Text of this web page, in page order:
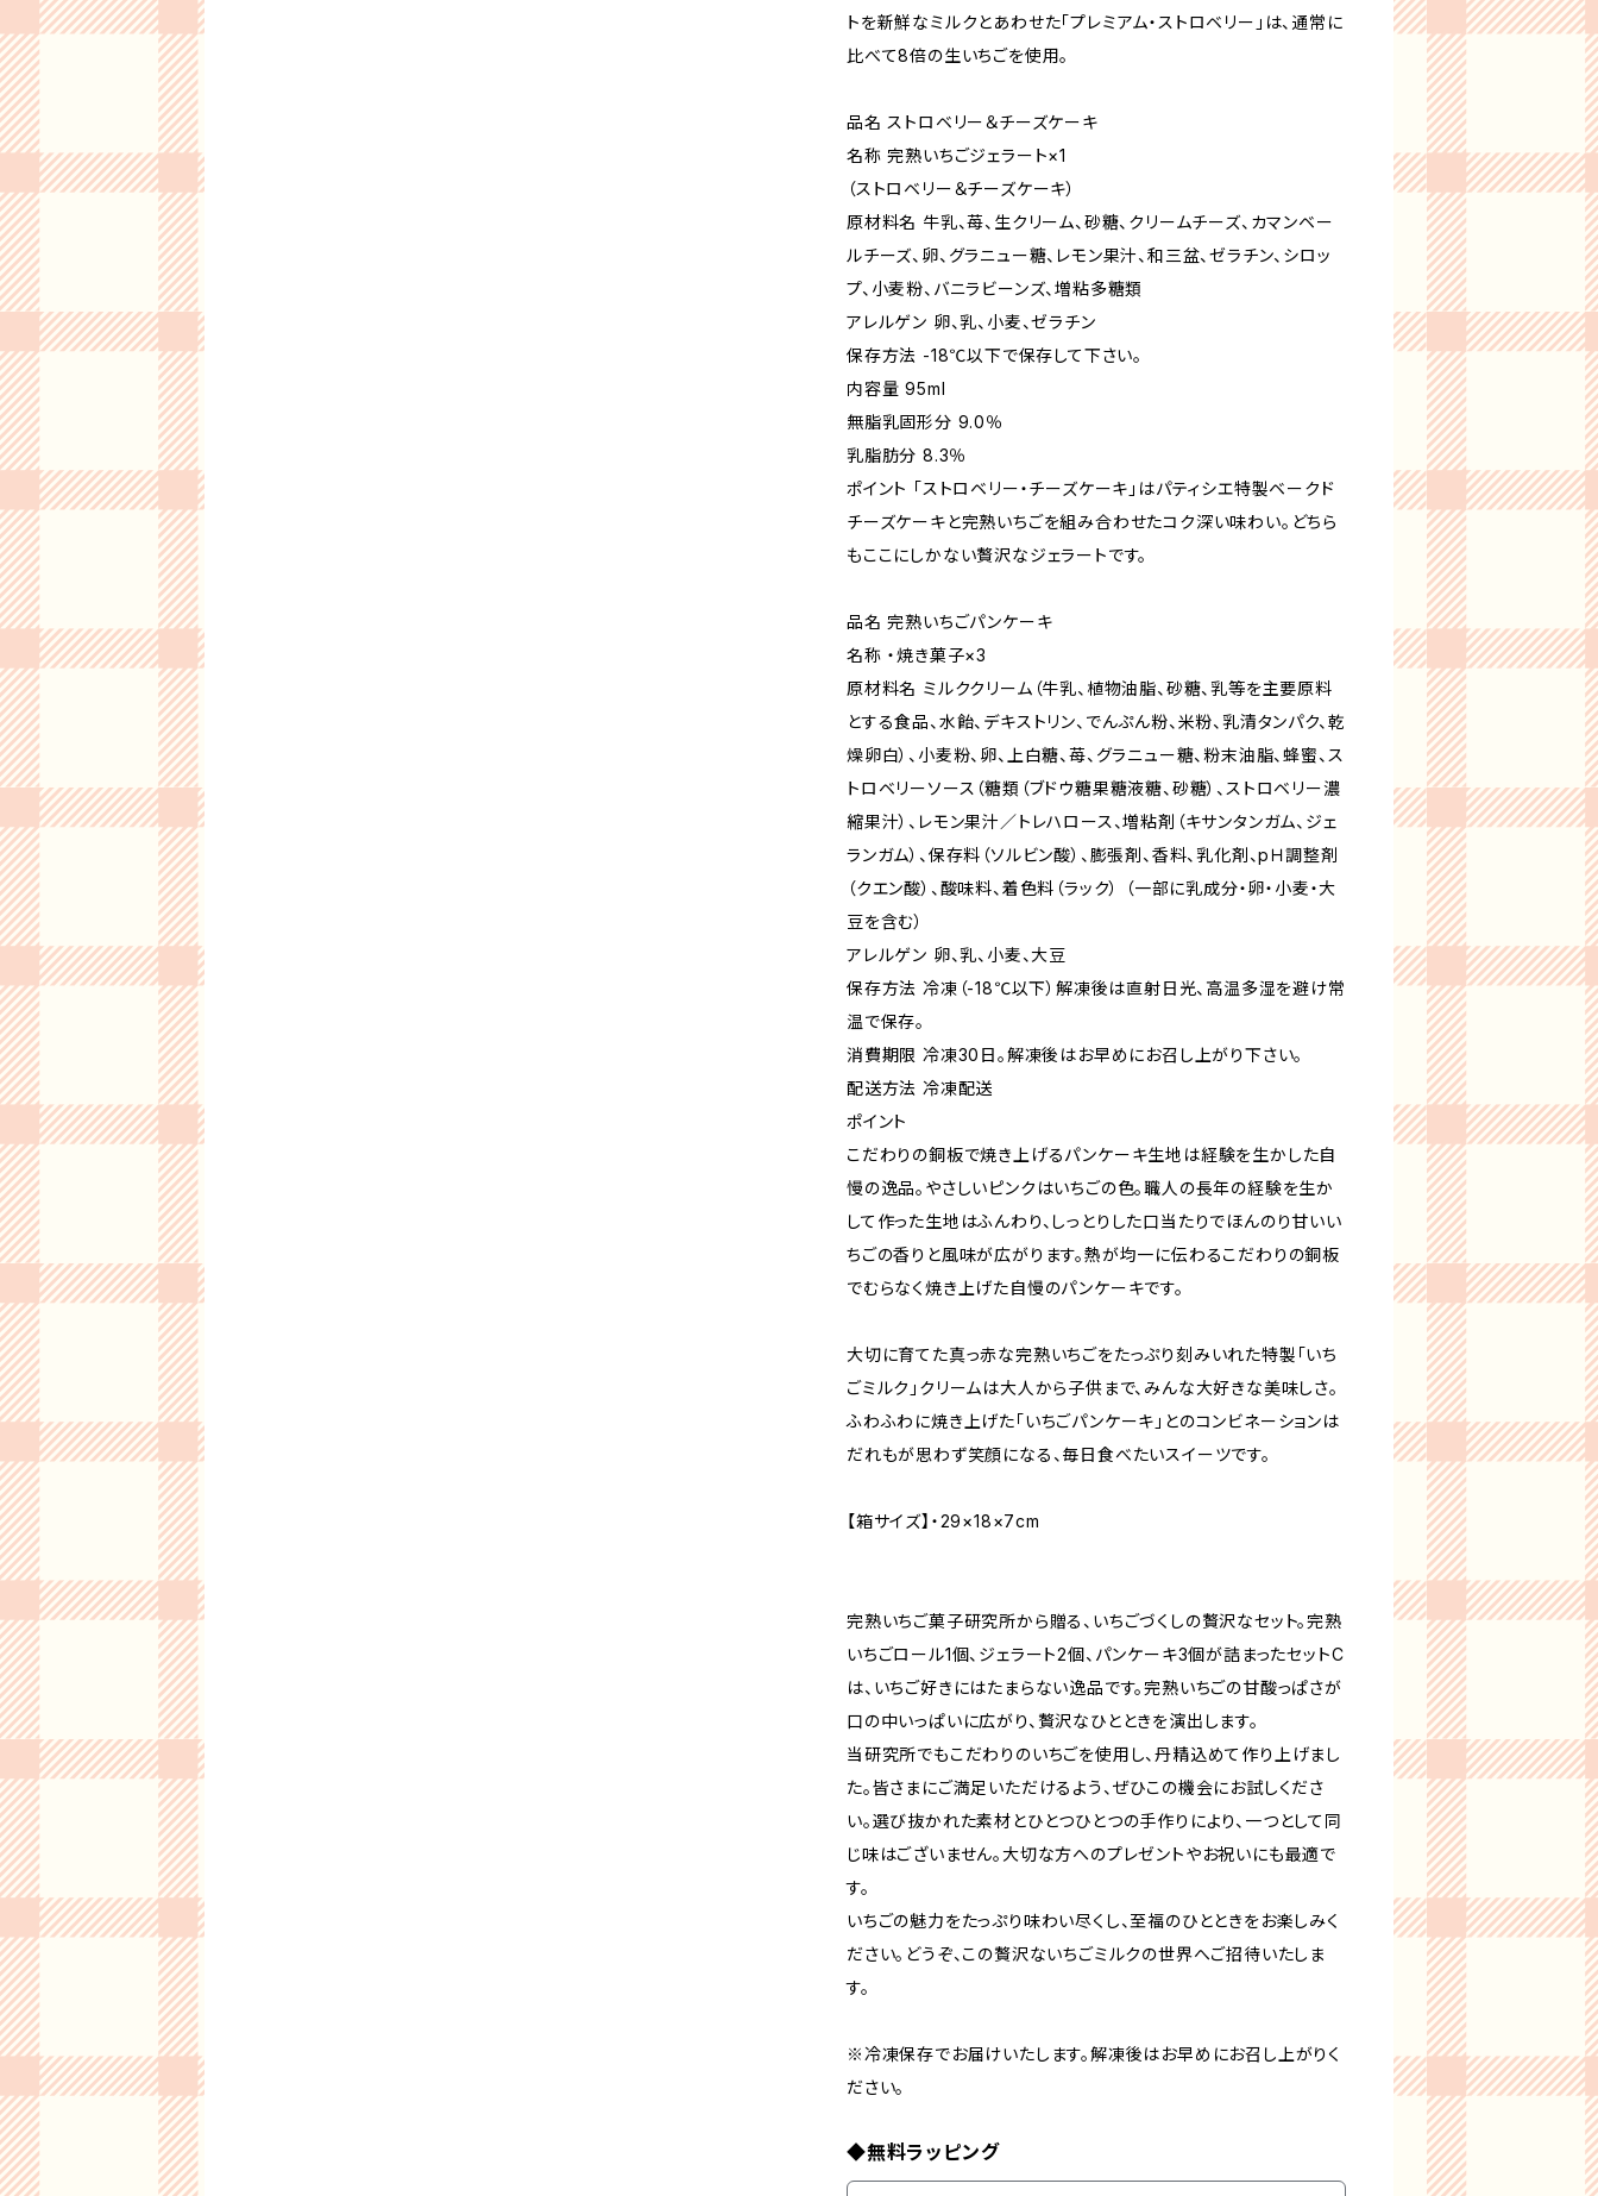
トを新鮮なミルクとあわせた「プレミアム・ストロベリー」は、通常に
比べて8倍の生いちごを使用。
品名 ストロベリー＆チーズケーキ
名称 完熟いちごジェラート×1
（ストロベリー＆チーズケーキ）
原材料名 牛乳、苺、生クリーム、砂糖、クリームチーズ、カマンベー
ルチーズ、卵、グラニュー糖、レモン果汁、和三盆、ゼラチン、シロッ
プ、小麦粉、バニラビーンズ、増粘多糖類
アレルゲン 卵、乳、小麦、ゼラチン
保存方法 -18℃以下で保存して下さい。
内容量 95ml
無脂乳固形分 9.0％
乳脂肪分 8.3％
ポイント 「ストロベリー・チーズケーキ」はパティシエ特製ベークド
チーズケーキと完熟いちごを組み合わせたコク深い味わい。どちら
もここにしかない贅沢なジェラートです。
品名 完熟いちごパンケーキ
名称 ・焼き菓子×3
原材料名 ミルククリーム（牛乳、植物油脂、砂糖、乳等を主要原料
とする食品、水飴、デキストリン、でんぷん粉、米粉、乳清タンパク、乾
燥卵白）、小麦粉、卵、上白糖、苺、グラニュー糖、粉末油脂、蜂蜜、ス
トロベリーソース（糖類（ブドウ糖果糖液糖、砂糖）、ストロベリー濃
縮果汁）、レモン果汁／トレハロース、増粘剤（キサンタンガム、ジェ
ランガム）、保存料（ソルビン酸）、膨張剤、香料、乳化剤、pＨ調整剤
（クエン酸）、酸味料、着色料（ラック） （一部に乳成分・卵・小麦・大
豆を含む）
アレルゲン 卵、乳、小麦、大豆
保存方法 冷凍（-18℃以下）解凍後は直射日光、高温多湿を避け常
温で保存。
消費期限 冷凍30日。解凍後はお早めにお召し上がり下さい。
配送方法 冷凍配送
ポイント
こだわりの銅板で焼き上げるパンケーキ生地は経験を生かした自
慢の逸品。やさしいピンクはいちごの色。職人の長年の経験を生か
して作った生地はふんわり、しっとりした口当たりでほんのり甘いい
ちごの香りと風味が広がります。熱が均一に伝わるこだわりの銅板
でむらなく焼き上げた自慢のパンケーキです。
大切に育てた真っ赤な完熟いちごをたっぷり刻みいれた特製「いち
ごミルク」クリームは大人から子供まで、みんな大好きな美味しさ。
ふわふわに焼き上げた「いちごパンケーキ」とのコンビネーションは
だれもが思わず笑顔になる、毎日食べたいスイーツです。
【箱サイズ】・29×18×7cm
完熟いちご菓子研究所から贈る、いちごづくしの贅沢なセット。完熟
いちごロール1個、ジェラート2個、パンケーキ3個が詰まったセットC
は、いちご好きにはたまらない逸品です。完熟いちごの甘酸っぱさが
口の中いっぱいに広がり、贅沢なひとときを演出します。
当研究所でもこだわりのいちごを使用し、丹精込めて作り上げまし
た。皆さまにご満足いただけるよう、ぜひこの機会にお試しくださ
い。選び抜かれた素材とひとつひとつの手作りにより、一つとして同
じ味はございません。大切な方へのプレゼントやお祝いにも最適で
す。
いちごの魅力をたっぷり味わい尽くし、至福のひとときをお楽しみく
ださい。どうぞ、この贅沢ないちごミルクの世界へご招待いたしま
す。
※冷凍保存でお届けいたします。解凍後はお早めにお召し上がりく
ださい。
◆無料ラッピング